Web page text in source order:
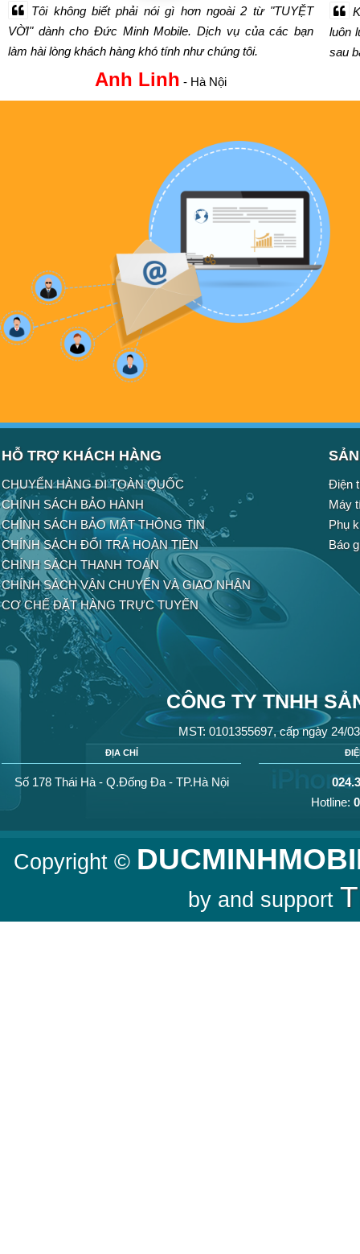
Tôi không biết phải nói gì hơn ngoài 2 từ "TUYỆT
VỜI" dành cho Đức Minh Mobile. Dịch vụ của các bạn
làm hài lòng khách hàng khó tính như chúng tôi.
Anh Linh - Hà Nội
luôn
sau
HỖ TRỢ KHÁCH HÀNG
CHUYỂN HÀNG ĐI TOÀN QUỐC
CHÍNH SÁCH BẢO HÀNH
CHÍNH SÁCH BẢO MẬT THÔNG TIN
CHÍNH SÁCH ĐỔI TRẢ HOÀN TIỀN
CHÍNH SÁCH THANH TOÁN
CHÍNH SÁCH VẬN CHUYỂN VÀ GIAO NHẬN
CƠ CHẾ ĐẶT HÀNG TRỰC TUYẾN
Điện
Máy
Phụ
Báo
CÔNG TY TNHH
MST: 0101355697, cấp ngày 24/
ĐỊA CHỈ
Số 178 Thái Hà - Q.Đống Đa - TP.Hà Nội
Hotline:
Copyright ©
by and support